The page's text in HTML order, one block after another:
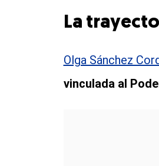
La
Olga Sánchez
vinculada al